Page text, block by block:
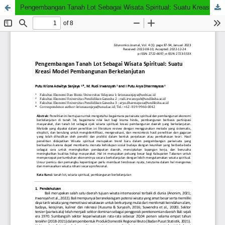
Pengembangan Tanah Lot Sebagai Wisata Spiritual: Suatu Kreasi Model Pembangunan Berkelanjutan